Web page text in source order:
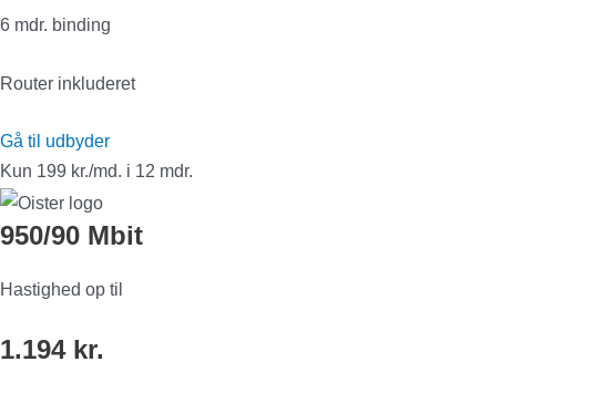
6 mdr. binding
Router inkluderet
Gå til udbyder
Kun 199 kr./md. i 12 mdr.
950/90 Mbit
Hastighed op til
1.194 kr.